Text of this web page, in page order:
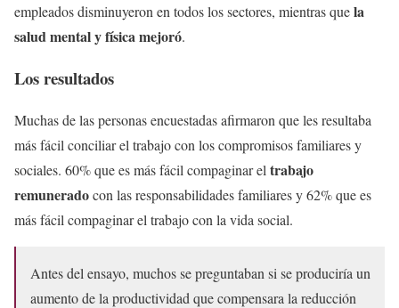
— 4 Day Week Campaign (@4Day_Week)February 21,
2023
empleados disminuyeron en todos los sectores, mientras quela
salud mental y física mejoró.
Los resultados
Muchas de las personas encuestadas afirmaron que les resultaba
más fácil conciliar el trabajo con los compromisos familiares y
sociales. 60% que es más fácil compaginar el trabajo
remuneradocon las responsabilidades familiares y 62% que es
más fácil compaginar el trabajo con la vida social.
Antes del ensayo, muchos se preguntaban si se produciría un
aumento de la productividad que compensara la reducción